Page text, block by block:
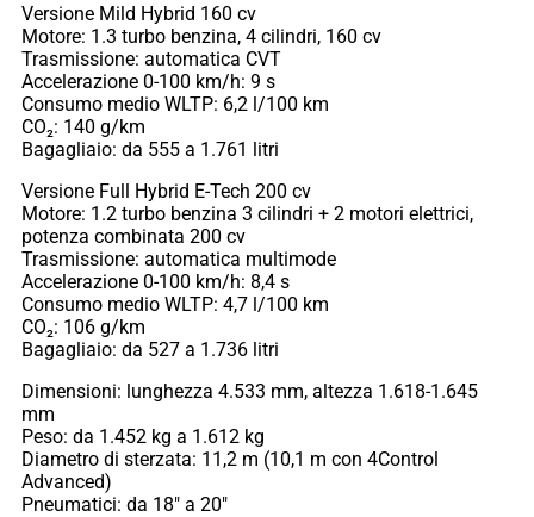
Versione Mild Hybrid 160 cv
Motore: 1.3 turbo benzina, 4 cilindri, 160 cv
Trasmissione: automatica CVT
Accelerazione 0-100 km/h: 9 s
Consumo medio WLTP: 6,2 l/100 km
CO₂: 140 g/km
Bagagliaio: da 555 a 1.761 litri
Versione Full Hybrid E-Tech 200 cv
Motore: 1.2 turbo benzina 3 cilindri + 2 motori elettrici,
potenza combinata 200 cv
Trasmissione: automatica multimode
Accelerazione 0-100 km/h: 8,4 s
Consumo medio WLTP: 4,7 l/100 km
CO₂: 106 g/km
Bagagliaio: da 527 a 1.736 litri
Dimensioni: lunghezza 4.533 mm, altezza 1.618-1.645
mm
Peso: da 1.452 kg a 1.612 kg
Diametro di sterzata: 11,2 m (10,1 m con 4Control
Advanced)
Pneumatici: da 18″ a 20″